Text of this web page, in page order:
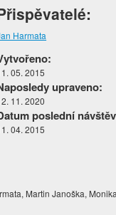
Harmata
05. 2015
upraveno:
11. 2020
poslední
04. 2015
Martin Janoška,